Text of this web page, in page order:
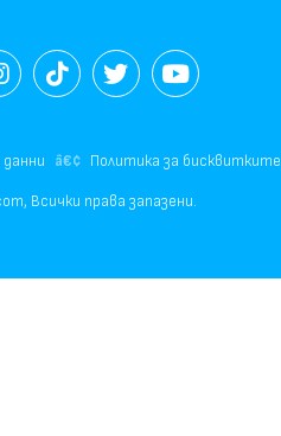
Политика за бисквитките
Всички права запазени.